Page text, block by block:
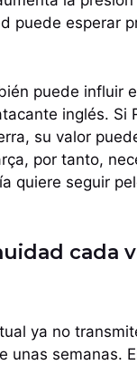
puede esperar
puede influir
inglés. Si
su valor
por tanto,
quiere seguir
cada
ya no
unas semanas.